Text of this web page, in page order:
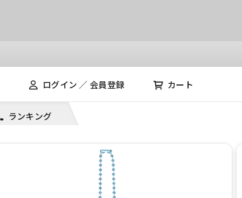
ログイン ／ 会員登録 カート
ランキング